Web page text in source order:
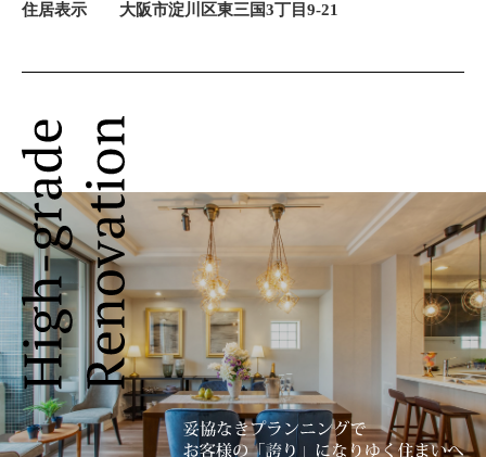
住居表示 大阪市淀川区東三国3丁目9-21